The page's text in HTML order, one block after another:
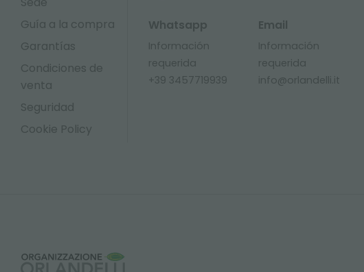
Guía a la compra
Garantías
Condiciones de
venta
Seguridad
Cookie Policy
Whatsapp
Información
requerida
+39 3457719939
Email
Información
requerida
info@orlandelli.it